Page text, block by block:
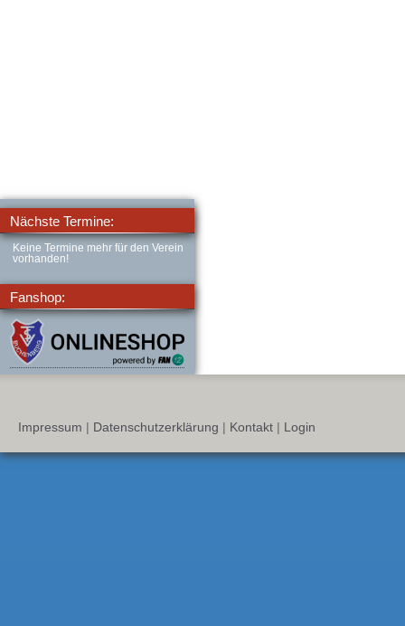
Nächste Termine:
Keine Termine mehr für den Verein
vorhanden!
Fanshop:
Impressum | Datenschutzerklärung | Kontakt | Login